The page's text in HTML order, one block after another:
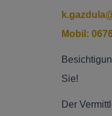
Mobil:
Sie!
Der